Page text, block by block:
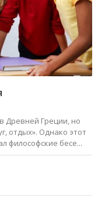
Древней Греции, но
отдых». Однако этот
философские бесе...